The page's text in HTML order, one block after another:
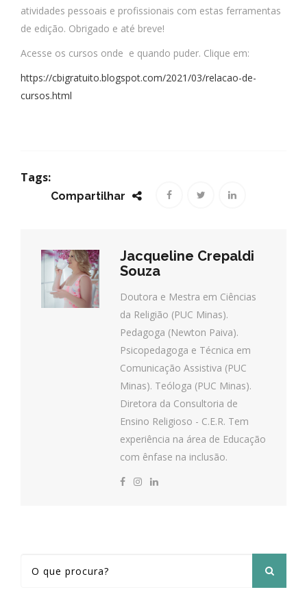
atividades pessoais e profissionais com estas ferramentas
de edição. Obrigado e até breve!
Acesse os cursos onde e quando puder. Clique em:
https://cbigratuito.blogspot.com/2021/03/relacao-de-
cursos.html
Tags:
Compartilhar
Jacqueline Crepaldi
Souza
Doutora e Mestra em Ciências
da Religião (PUC Minas).
Pedagoga (Newton Paiva).
Psicopedagoga e Técnica em
Comunicação Assistiva (PUC
Minas). Teóloga (PUC Minas).
Diretora da Consultoria de
Ensino Religioso - C.E.R. Tem
experiência na área de Educação
com ênfase na inclusão.